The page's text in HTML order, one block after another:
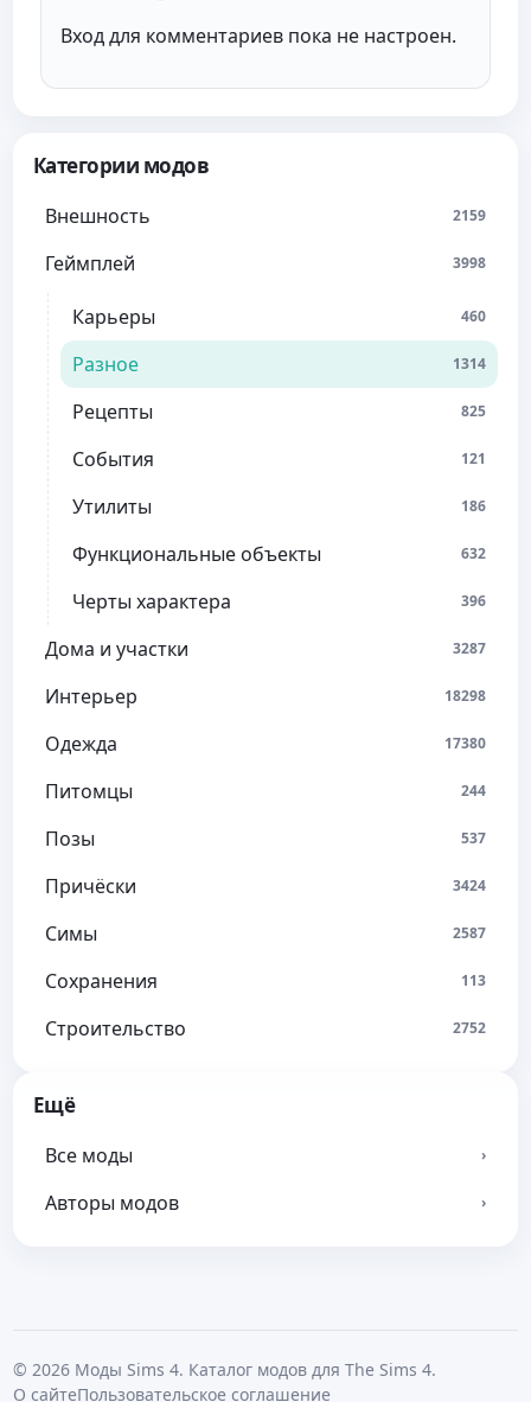
Категории модов
Внешность 2159
Геймплей 3998
Карьеры 460
Разное 1314
Рецепты 825
События 121
Утилиты 186
Функциональные объекты 632
Черты характера 396
Дома и участки 3287
Интерьер 18298
Одежда 17380
Питомцы 244
Позы 537
Причёски 3424
Симы 2587
Сохранения 113
Строительство 2752
Ещё
Все моды ›
Авторы модов ›
Вход для комментариев пока не настроен.
© 2026 Моды Sims 4. Каталог модов для The Sims 4.
О сайтеПользовательское соглашение